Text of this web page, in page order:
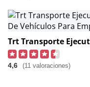
4,6 (11 valoraciones)